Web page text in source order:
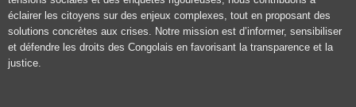
éclairer les citoyens sur des enjeux complexes, tout en proposant des
solutions concrètes aux crises. Notre mission est d’informer, sensibiliser
et défendre les droits des Congolais en favorisant la transparence et la
justice.